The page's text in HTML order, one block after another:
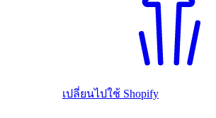
เปลี่ยนไปใช้ Shopify